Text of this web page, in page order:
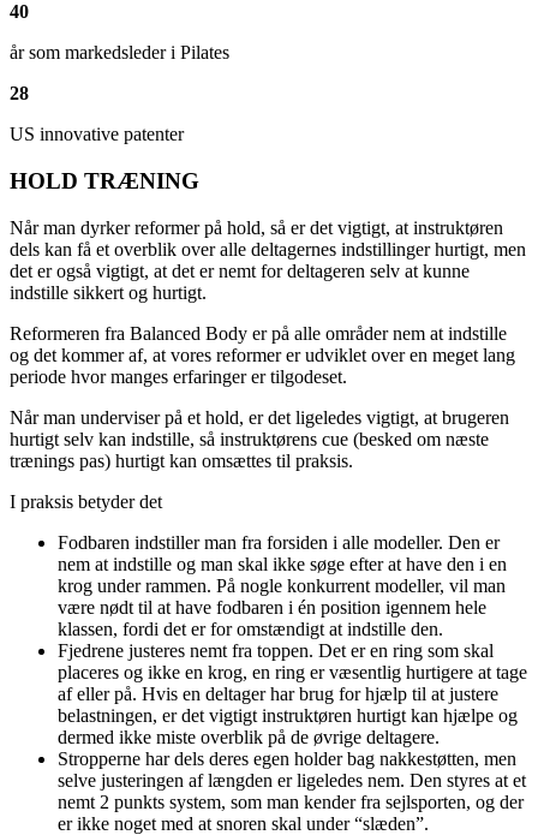
40
år som markedsleder i Pilates
28
US innovative patenter
HOLD TRÆNING
Når man dyrker reformer på hold, så er det vigtigt, at instruktøren
dels kan få et overblik over alle deltagernes indstillinger hurtigt, men
det er også vigtigt, at det er nemt for deltageren selv at kunne
indstille sikkert og hurtigt.
Reformeren fra Balanced Body er på alle områder nem at indstille
og det kommer af, at vores reformer er udviklet over en meget lang
periode hvor manges erfaringer er tilgodeset.
Når man underviser på et hold, er det ligeledes vigtigt, at brugeren
hurtigt selv kan indstille, så instruktørens cue (besked om næste
trænings pas) hurtigt kan omsættes til praksis.
I praksis betyder det
Fodbaren indstiller man fra forsiden i alle modeller. Den er
nem at indstille og man skal ikke søge efter at have den i en
krog under rammen. På nogle konkurrent modeller, vil man
være nødt til at have fodbaren i én position igennem hele
klassen, fordi det er for omstændigt at indstille den.
Fjedrene justeres nemt fra toppen. Det er en ring som skal
placeres og ikke en krog, en ring er væsentlig hurtigere at tage
af eller på. Hvis en deltager har brug for hjælp til at justere
belastningen, er det vigtigt instruktøren hurtigt kan hjælpe og
dermed ikke miste overblik på de øvrige deltagere.
Stropperne har dels deres egen holder bag nakkestøtten, men
selve justeringen af længden er ligeledes nem. Den styres at et
nemt 2 punkts system, som man kender fra sejlsporten, og der
er ikke noget med at snoren skal under “slæden”.